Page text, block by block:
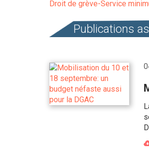
Droit de grève-Service
Publications